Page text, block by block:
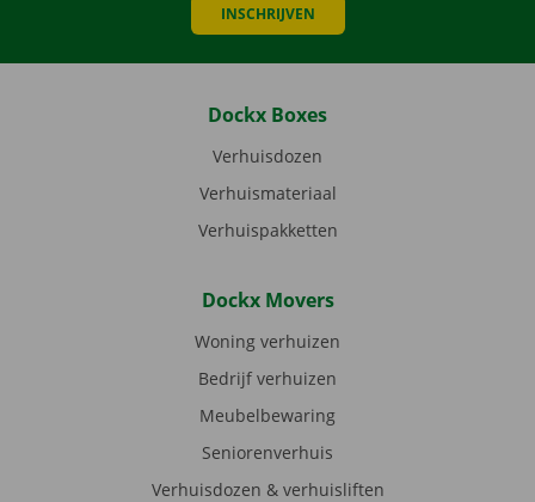
INSCHRIJVEN
Dockx Boxes
Verhuisdozen
Verhuismateriaal
Verhuispakketten
Dockx Movers
Woning verhuizen
Bedrijf verhuizen
Meubelbewaring
Seniorenverhuis
Verhuisdozen & verhuisliften